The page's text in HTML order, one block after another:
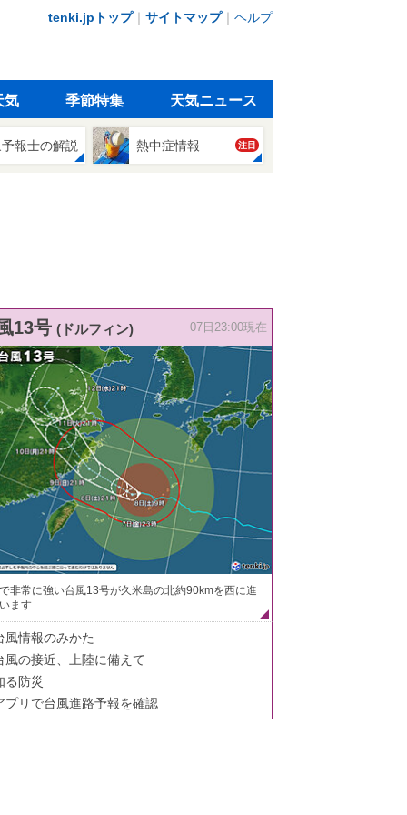
tenki.jpトップ｜ サイトマップ｜ ヘルプ
気 季節特集 天気ニュース
報士の解説 熱中症情報 注目
13号 (ドルフィン) 07日23:00現在
非常に強い台風13号が久米島の北約90kmを西に進
ます
風情報のみかた
風の接近、上陸に備えて
る防災
プリで台風進路予報を確認